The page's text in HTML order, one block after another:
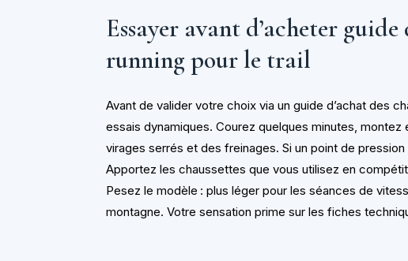
Essayer avant d’acheter guide
running pour le trail
Avant de valider votre choix via un guide d’achat des
essais dynamiques. Courez quelques minutes,
virages serrés et des freinages. Si un point de
Apportez les chaussettes que vous utilisez en
Pesez le modèle : plus léger pour les séances de
montagne. Votre sensation prime sur les fiches